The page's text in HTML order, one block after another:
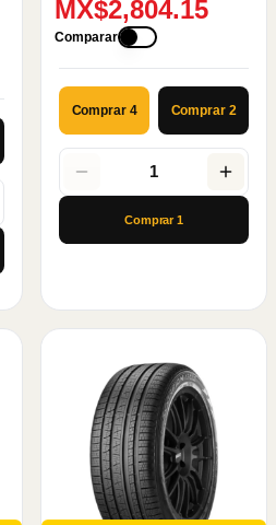
MX$2,804.15
Comparar
Comprar 4 Comprar 2
1
Comprar1